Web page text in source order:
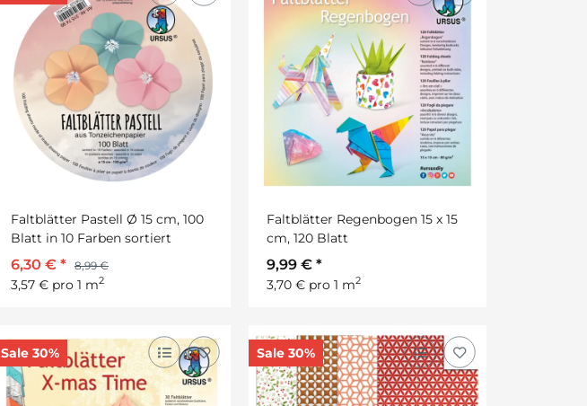
Faltblätter Pastell Ø 15 cm, 100
Blatt in 10 Farben sortiert
6,30 € * 8,99 €
3,57 € pro 1 m2
Faltblätter Regenbogen 15 x 15
cm, 120 Blatt
9,99 € *
3,70 € pro 1 m2
Sale 30% Sale 30%